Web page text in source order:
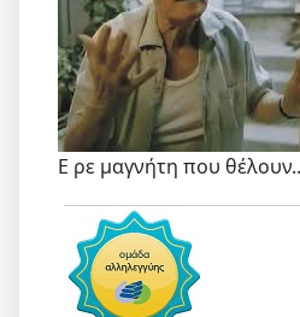
Ε ρε μαγνήτη που